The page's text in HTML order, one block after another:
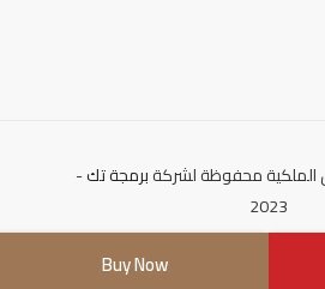
Buy Now
برمجة تك-
2023